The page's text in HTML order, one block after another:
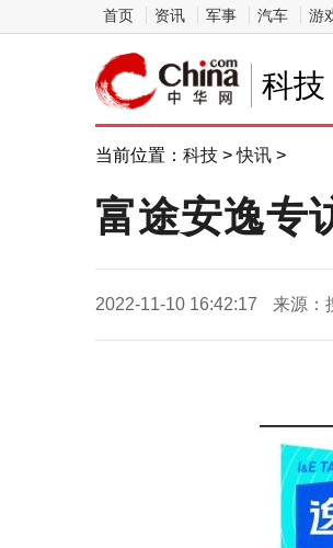
首页 资讯 军事 汽车 游
科技
当前位置： 科技 >快讯 >
富途安逸专
2022-11-10 16:42:17 来源：